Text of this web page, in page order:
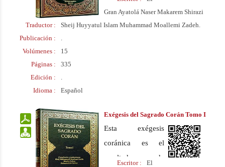
fue escrita por el
Ayatolá Makarem
idioma árabe.
Gran Ayatolá Naser Makarem Shirazi
Traductor :
Sheij Huyyatul Islam Muhammad Moallemi Zadeh.
Publicación :
.
Volúmenes :
15
Páginas :
335
Edición :
.
Idioma :
Español
Exégesis del Sagrado Corán Tomo I
Esta exégesis
coránica es el
resultado de
Escritor :
El